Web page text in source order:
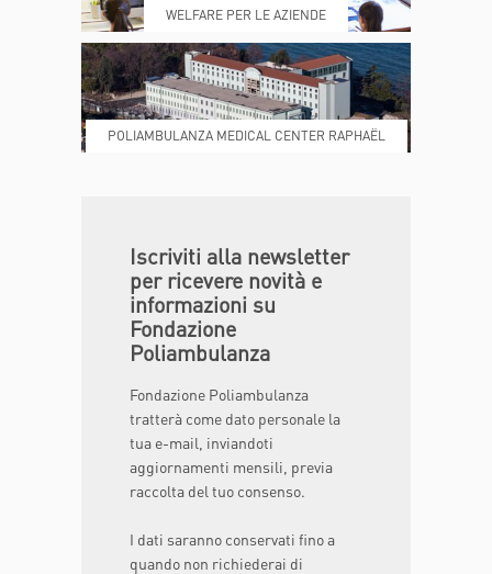
DONA ORA MAGAZINE
WELFARE PER LE AZIENDE
POLIAMBULANZA MEDICAL CENTER RAPHAËL
Iscriviti alla newsletter
per ricevere novità e
informazioni su
Fondazione
Poliambulanza
Fondazione Poliambulanza
tratterà come dato personale la
tua e-mail, inviandoti
aggiornamenti mensili, previa
raccolta del tuo consenso.
I dati saranno conservati fino a
quando non richiederai di